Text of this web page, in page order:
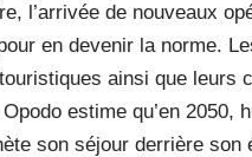
l’arrivée de nouveaux
en devenir la norme.
ainsi que leurs
estime qu’en
son séjour derrière son